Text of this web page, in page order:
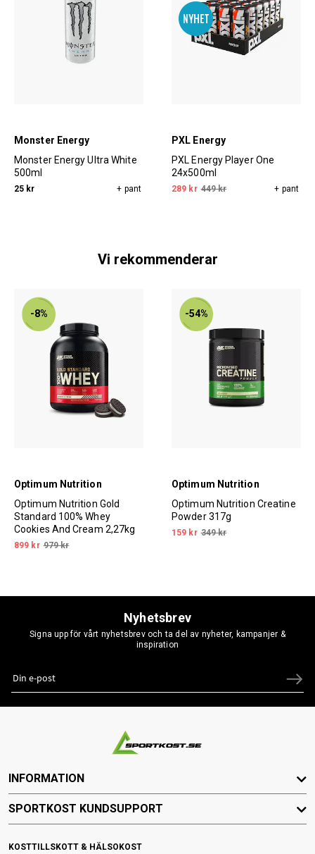
Monster Energy
Monster Energy Ultra White
500ml
25 kr + pant
PXL Energy
PXL Energy Player One
24x500ml
289 kr 449 kr + pant
Vi rekommenderar
-8%
Optimum Nutrition
Optimum Nutrition Gold
Standard 100% Whey
Cookies And Cream 2,27kg
899 kr 979 kr
-54%
Optimum Nutrition
Optimum Nutrition Creatine
Powder 317g
159 kr 349 kr
Nyhetsbrev
Signa upp för vårt nyhetsbrev och ta del av nyheter, kampanjer &
inspiration
KOSTTILLSKOTT & HÄLSOKOST
INFORMATION
SPORTKOST KUNDSUPPORT